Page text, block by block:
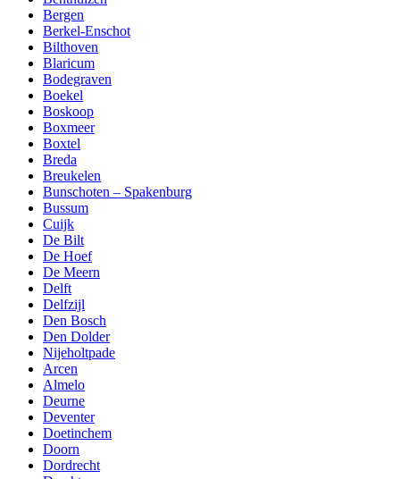
Bergen
Berkel-Enschot
Bilthoven
Blaricum
Bodegraven
Boekel
Boskoop
Boxmeer
Boxtel
Breda
Breukelen
Bunschoten – Spakenburg
Bussum
Cuijk
De Bilt
De Hoef
De Meern
Delft
Delfzijl
Den Bosch
Den Dolder
Nijeholtpade
Arcen
Almelo
Deurne
Deventer
Doetinchem
Doorn
Dordrecht